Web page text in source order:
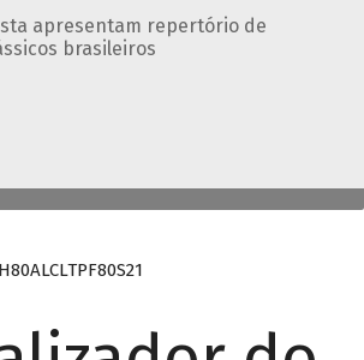
apresentam repertório de
brasileiros